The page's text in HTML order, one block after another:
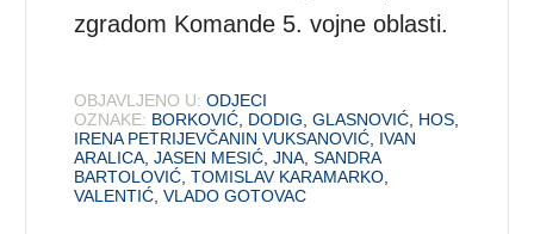
zgradom Komande 5. vojne oblasti.
OBJAVLJENO U: ODJECI
OZNAKE: BORKOVIĆ DODIG ,GLASNOVIĆ HOS
IRENA PETRIJEVČANIN VUKSANOVIĆ IVAN
ARALICA ,JASEN MESIĆ ,JNA ,SANDRA
BARTOLOVIĆ ,TOMISLAV KARAMARKO
VALENTIĆ ,VLADO GOTOVAC